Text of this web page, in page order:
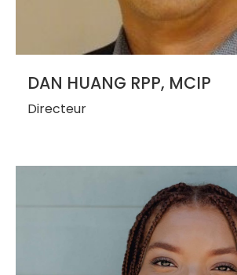
DAN HUANG RPP, MCIP
Directeur